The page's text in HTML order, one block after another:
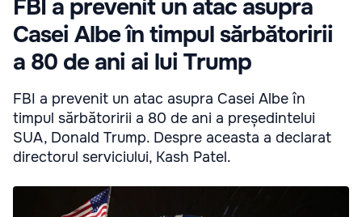
FBI a prevenit un atac asupra
Casei Albe în timpul sărbătoririi
a 80 de ani ai lui Trump
FBI a prevenit un atac asupra Casei Albe în
timpul sărbătoririi a 80 de ani a președintelui
SUA, Donald Trump. Despre aceasta a declarat
directorul serviciului, Kash Patel.